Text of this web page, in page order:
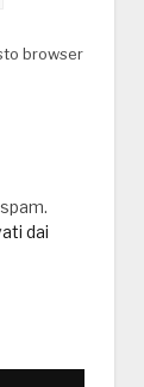
browser
dai